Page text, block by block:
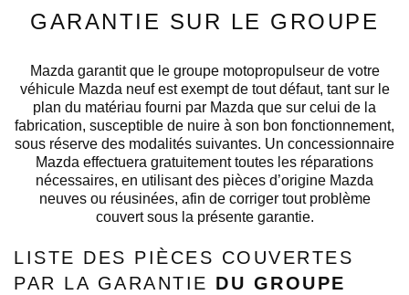
GARANTIE SUR LE GROUPE
Mazda garantit que le groupe motopropulseur de votre
véhicule Mazda neuf est exempt de tout défaut, tant sur le
plan du matériau fourni par Mazda que sur celui de la
fabrication, susceptible de nuire à son bon fonctionnement,
sous réserve des modalités suivantes. Un concessionnaire
Mazda effectuera gratuitement toutes les réparations
nécessaires, en utilisant des pièces d’origine Mazda
neuves ou réusinées, afin de corriger tout problème
couvert sous la présente garantie.
LISTE DES PIÈCES COUVERTES
PAR LA GARANTIE DU GROUPE